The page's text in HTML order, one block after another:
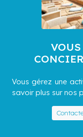
Vous gérez une
savoir plus sur nos